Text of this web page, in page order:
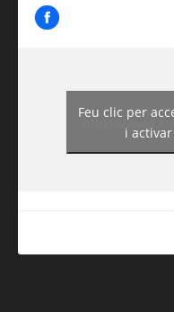
https://
Feu clic per
i